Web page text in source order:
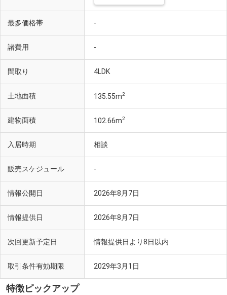
最多価格帯 -
諸費用 -
間取り 4LDK
土地面積 135.55m2
建物面積 102.66m2
入居時期 相談
販売スケジュール -
情報公開日 2026年8月7日
情報提供日 2026年8月7日
次回更新予定日 情報提供日より8日以内
取引条件有効期限 2029年3月1日
特徴ピックアップ